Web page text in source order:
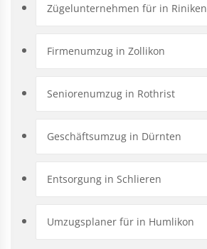
Zügelunternehmen für in Riniken
Firmenumzug in Zollikon
Seniorenumzug in Rothrist
Geschäftsumzug in Dürnten
Entsorgung in Schlieren
Umzugsplaner für in Humlikon